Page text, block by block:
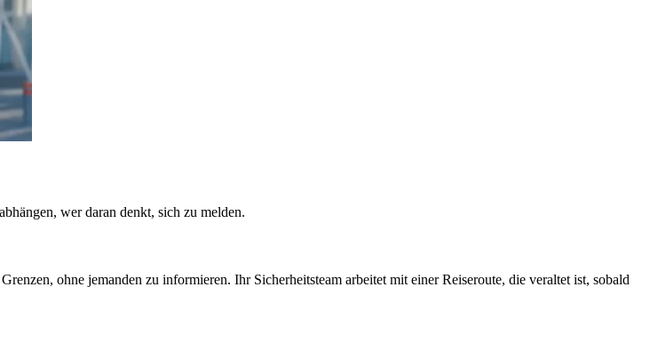
wer daran denkt, sich zu melden.
ohne jemanden zu informieren. Ihr Sicherheitsteam arbeitet mit einer Reiseroute, die veraltet ist, sobald